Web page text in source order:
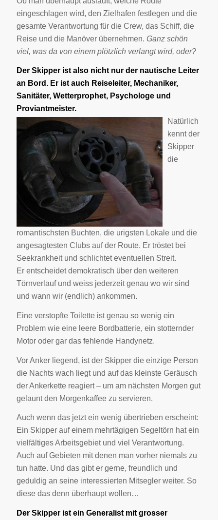
eingeschlagen wird, den Zielhafen festlegen und die
gesamte Verantwortung für die Crew, das Schiff, die
Reise und die Manöver übernehmen. Ganz schön
viel, was da von einem plötzlich verlangt wird, oder?
Der Skipper ist also nicht nur der nautische Leiter
an Bord. Er ist auch Reiseleiter, Mechaniker,
Sanitäter, Wetterprophet, Psychologe und
Proviantmeister.
Natürlich
kennt der
Skipper
die
romantischsten Buchten, die urigsten Lokale und die
angesagtesten Clubs auf der Route. Er tröstet bei
Seekrankheit und schlichtet eventuellen Streit.
Er entscheidet demokratisch über den weiteren
Törnverlauf und weiss jederzeit genau wo wir sind
und wann wir (endlich) ankommen.
Eine verstopfte Toilette ist genau so wenig ein
Problem wie eine leere Bordbatterie, ein stotternder
Motor oder gar das fehlende Handynetz.
Vor Anker liegend, ist der Skipper die einzige Person
die Nachts wach liegt und auf das kleinste Geräusch
der Ankerkette reagiert – um am nächsten Morgen gut
gelaunt den Morgenkaffee zu servieren.
Auch wenn das jetzt ein wenig übertrieben erscheint:
Ein Skipper auf einem mehrtägigen Segeltörn hat ein
vielfältiges Arbeitsgebiet und viel Verantwortung.
Auch auf Gebieten mit denen man vorher niemals zu
tun hatte. Und das gibt er gerne, freundlich und
geduldig an seine interessierten Mitsegler weiter. So
diese das denn überhaupt wollen…
Der Skipper ist ein Generalist mit grosser